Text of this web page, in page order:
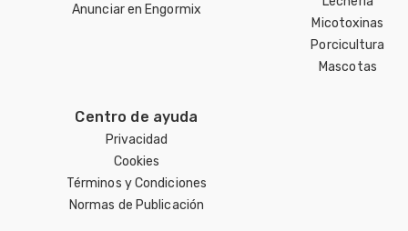
Anunciar en Engormix
Micotoxinas
Porcicultura
Mascotas
Centro de ayuda
Privacidad
Cookies
Términos y Condiciones
Normas de Publicación